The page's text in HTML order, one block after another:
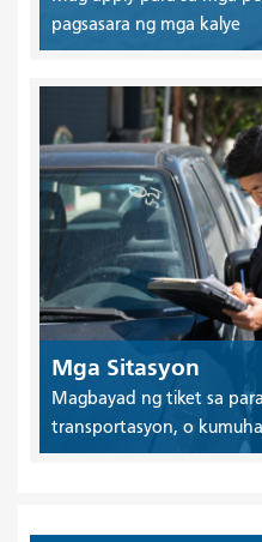
pagsasara ng mga kalye
Mga Sitasyon
Magbayad ng tiket sa
transportasyon, o